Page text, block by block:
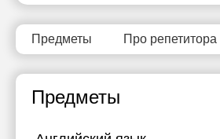
Предметы Про репетитора
Предметы